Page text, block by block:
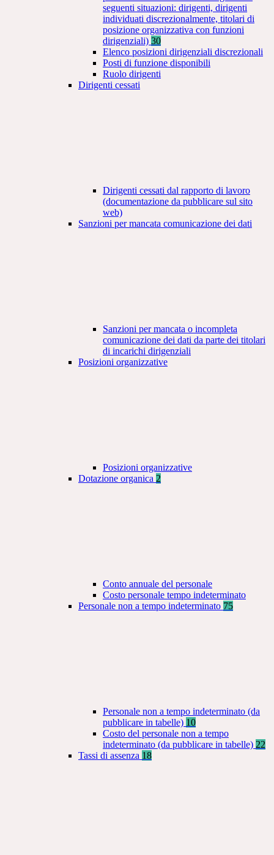
seguenti situazioni: dirigenti, dirigenti
individuati discrezionalmente, titolari di
posizione organizzativa con funzioni
dirigenziali) 30
Elenco posizioni dirigenziali discrezionali
Posti di funzione disponibili
Ruolo dirigenti
Dirigenti cessati
Dirigenti cessati dal rapporto di lavoro
(documentazione da pubblicare sul sito
web)
Sanzioni per mancata comunicazione dei dati
Sanzioni per mancata o incompleta
comunicazione dei dati da parte dei titolari
di incarichi dirigenziali
Posizioni organizzative
Posizioni organizzative
Dotazione organica 2
Conto annuale del personale
Costo personale tempo indeterminato
Personale non a tempo indeterminato 75
Personale non a tempo indeterminato (da
pubblicare in tabelle) 10
Costo del personale non a tempo
indeterminato (da pubblicare in tabelle) 22
Tassi di assenza 18